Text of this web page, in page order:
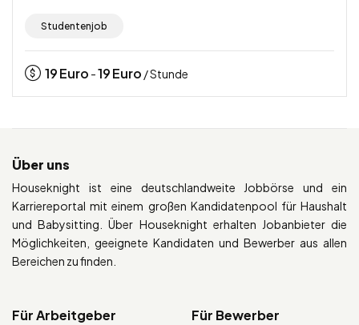
Studentenjob
19Euro -19Euro / Stunde
Über uns
Houseknight ist eine deutschlandweite Jobbörse und ein
Karriereportal mit einem großen Kandidatenpool für Haushalt
und Babysitting. Über Houseknight erhalten Jobanbieter die
Möglichkeiten, geeignete Kandidaten und Bewerber aus allen
Bereichen zu finden.
Für Arbeitgeber Für Bewerber